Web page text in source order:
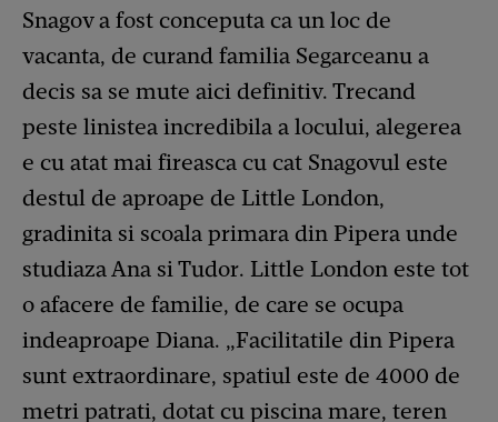
Snagov a fost conceputa ca un loc de
vacanta, de curand familia Segarceanu a
decis sa se mute aici definitiv. Trecand
peste linistea incredibila a locului, alegerea
e cu atat mai fireasca cu cat Snagovul este
destul de aproape de Little London,
gradinita si scoala primara din Pipera unde
studiaza Ana si Tudor. Little London este tot
o afacere de familie, de care se ocupa
indeaproape Diana. „Facilitatile din Pipera
sunt extraordinare, spatiul este de 4000 de
metri patrati, dotat cu piscina mare, teren